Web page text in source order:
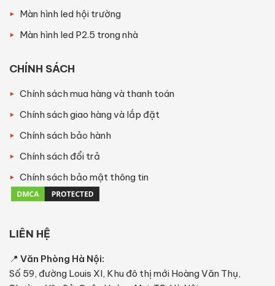
Màn hình led hội trường
Màn hình led P2.5 trong nhà
CHÍNH SÁCH
Chính sách mua hàng và thanh toán
Chính sách giao hàng và lắp đặt
Chính sách bảo hành
Chính sách đổi trả
Chính sách bảo mật thông tin
LIÊN HỆ
📍 Văn Phòng Hà Nội:
Số 59, đường Louis XI, Khu đô thị mới Hoàng Văn Thụ,